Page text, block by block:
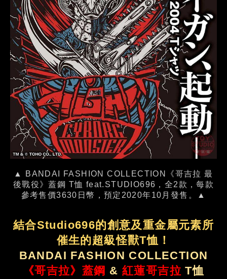
▲ BANDAI FASHION COLLECTION《哥吉拉 最
後戰役》蓋鋼 T恤 feat.STUDIO696，全2款，每款
參考售價3630日幣，預定2020年10月發售。▲
結合Studio696的創意及重金屬元素所
催生的超級怪獸T恤！
BANDAI FASHION COLLECTION
《哥吉拉》蓋鋼 & 紅蓮哥吉拉 T恤